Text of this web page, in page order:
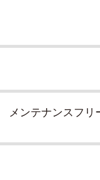
ンテナンスフリ